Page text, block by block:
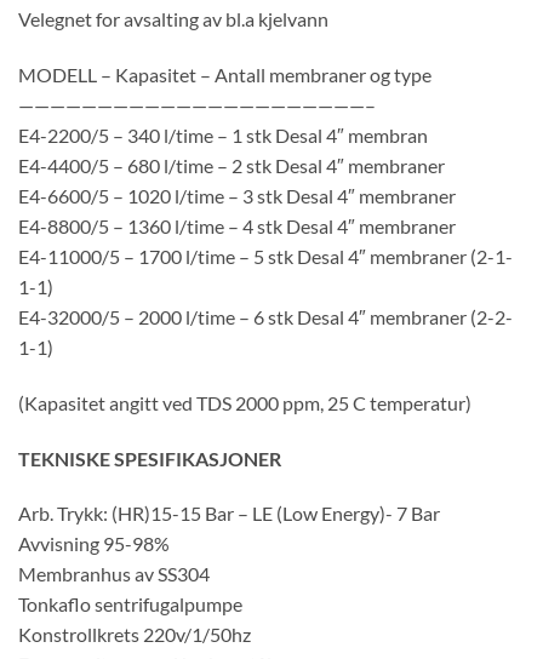
Velegnet for avsalting av bl.a kjelvann
MODELL – Kapasitet – Antall membraner og type
——————————————————————–
E4-2200/5 – 340 l/time – 1 stk Desal 4″ membran
E4-4400/5 – 680 l/time – 2 stk Desal 4″ membraner
E4-6600/5 – 1020 l/time – 3 stk Desal 4″ membraner
E4-8800/5 – 1360 l/time – 4 stk Desal 4″ membraner
E4-11000/5 – 1700 l/time – 5 stk Desal 4″ membraner (2-1-
1-1)
E4-32000/5 – 2000 l/time – 6 stk Desal 4″ membraner (2-2-
1-1)
(Kapasitet angitt ved TDS 2000 ppm, 25 C temperatur)
TEKNISKE SPESIFIKASJONER
Arb. Trykk: (HR)15-15 Bar – LE (Low Energy)- 7 Bar
Avvisning 95-98%
Membranhus av SS304
Tonkaflo sentrifugalpumpe
Konstrollkrets 220v/1/50hz